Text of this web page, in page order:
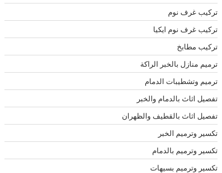
تركيب غرف نوم
تركيب غرف نوم ايكيا
تركيب مطابخ
ترميم منازل بالخبر الراكة
ترميم وتشطيبات الدمام
تفصيل اثاث بالدمام والخبر
تفصيل اثاث بالقطيف والظهران
تكسير وترميم الخبر
تكسير وترميم بالدمام
تكسير وترميم بسيهات